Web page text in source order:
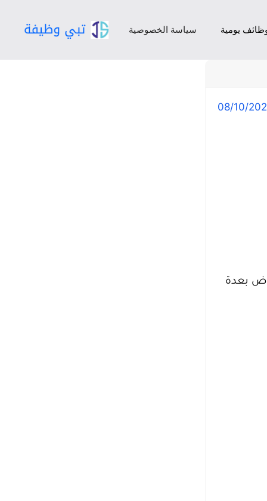
يومية سياسة الخصوصية
08/10/
بعدة